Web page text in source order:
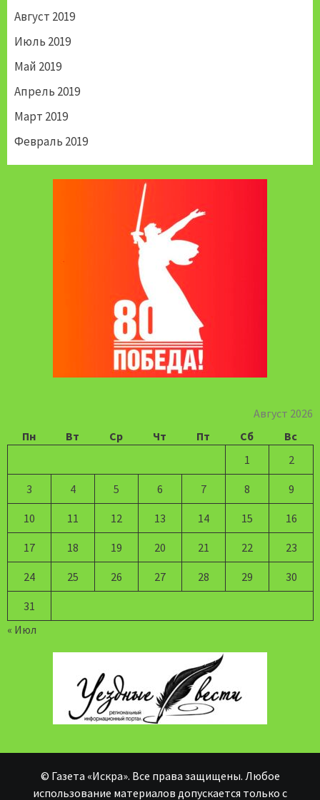
Август 2019
Июль 2019
Май 2019
Апрель 2019
Март 2019
Февраль 2019
Август 2026
Пн
Вт Ср Чт Пт Сб
Вс
1
2
3 4 5 6 7 8 9
10 11 12 13 14 15 16
17 18 19 20 21 22 23
24 25 26 27 28 29 30
31
« Июл
© Газета «Искра». Все права защищены. Любое
использование материалов допускается только с